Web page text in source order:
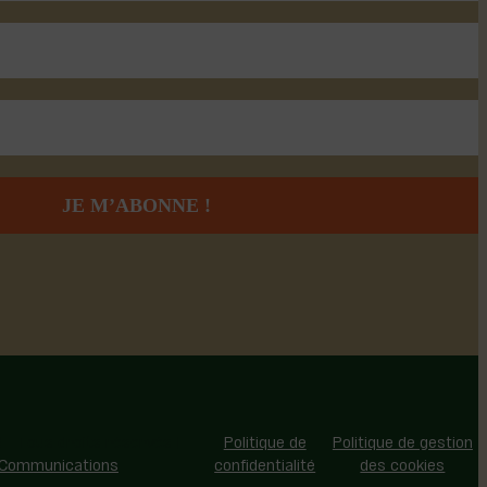
Politique de
confidentialité
Politique de gestion
des cookies